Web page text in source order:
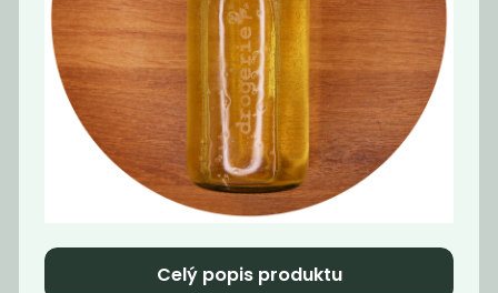
Tekutý šampón
Tierra Verde...
299Kč/ Kg
Tekuté mýdlo
na ruce Tierra...
199Kč / Kg
Celý popis produktu